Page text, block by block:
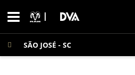
SÃO JOSÉ - SC